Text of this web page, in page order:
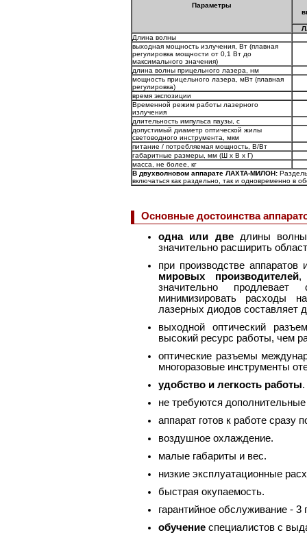
Параметры
Длина волны
выходная мощность излучения, Вт (плавная
регулировка мощности от 0,1 Вт до
максимального значения)
длина волны прицельного лазера, нм
мощность прицельного лазера, мВт (плавная
регулировка)
время экспозиции
Временной режим работы лазерного
излучения
длительность импульса паузы, с
допустимый диаметр оптической жилы
световодного инструмента, мкм
питание / потребляемая мощность, В/Вт
габаритные размеры, мм (Ш х В х Г)
масса, не более, кг
В двухволновом аппарате ЛАХТА-МИЛОН:
включаться как раздельно, так и одновременно в
Основные достоинства
одна или две длины волны
значительно расширить
при производстве аппаратов
мировых производителей,
значительно
минимизировать расходы
лазерных диодов составляет
выходной оптический
высокий ресурс работы, чем
оптические разъемы
многоразовые инструменты
удобство и легкость работы.
не требуются
аппарат готов к работе сразу
воздушное охлаждение.
малые габариты и вес.
низкие эксплуатационные
быстрая окупаемость.
гарантийное обслуживание - 3
обучение специалистов с